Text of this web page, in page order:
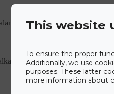
és megtisztítjuk a
és 1 alkalommal az
This website
To ensure the proper
Additionally, we use
purposes. These latter
more information about